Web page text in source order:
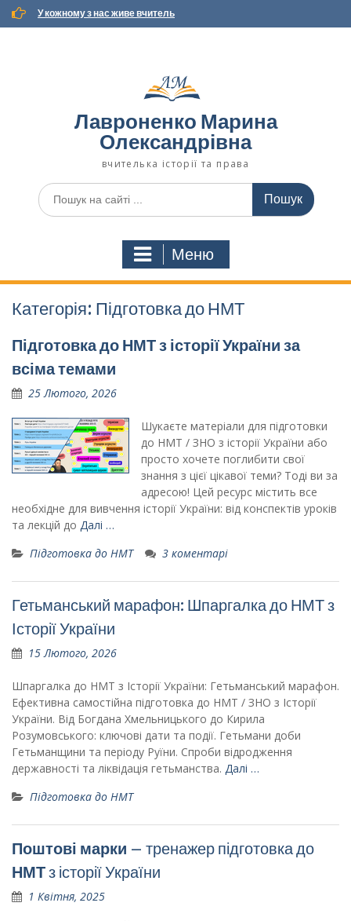
Наверх У кожному з нас живе вчитель
Лавроненко Марина
Олександрівна
вчителька історії та права
Пошук
для:
Меню
Категорія: Підготовка до НМТ
Підготовка до НМТ з історії України за
всіма темами
25 Лютого, 2026
Шукаєте матеріали для підготовки
до НМТ / ЗНО з історії України або
просто хочете поглибити свої
знання з цієї цікавої теми? Тоді ви за
адресою! Цей ресурс містить все
необхідне для вивчення історії України: від конспектів уроків
та лекцій до Далі …
Підготовка до НМТ
3 коментарі
Гетьманський марафон: Шпаргалка до НМТ з
Історії України
15 Лютого, 2026
Шпаргалка до НМТ з Історії України: Гетьманський марафон.
Ефективна самостійна підготовка до НМТ / ЗНО з Історії
України. Від Богдана Хмельницького до Кирила
Розумовського: ключові дати та події. Гетьмани доби
Гетьманщини та періоду Руїни. Спроби відродження
державності та ліквідація гетьманства. Далі …
Підготовка до НМТ
Поштові марки – тренажер підготовка до
НМТз історії України
1 Квітня, 2025